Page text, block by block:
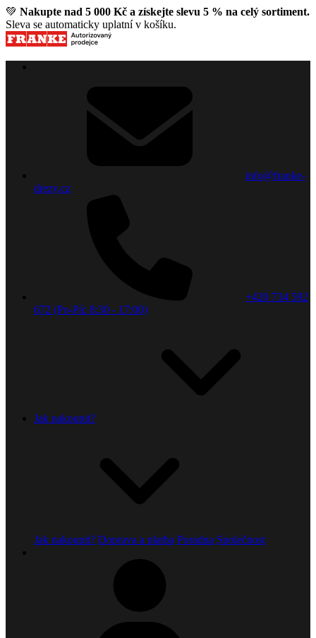
💚 Nakupte nad 5 000 Kč a získejte slevu 5 % na celý sortiment.
Sleva se automaticky uplatní v košíku.
info@franke-
drezy.cz
+420 734 592
672 (Po-Pá: 8:30 - 17:00)
Jak nakoupit?
Jak nakoupit? Doprava a platba Poradna Společnost